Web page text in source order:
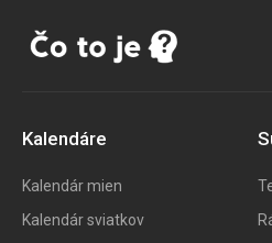
Kalendáre
Kalendár mien
Kalendár sviatkov